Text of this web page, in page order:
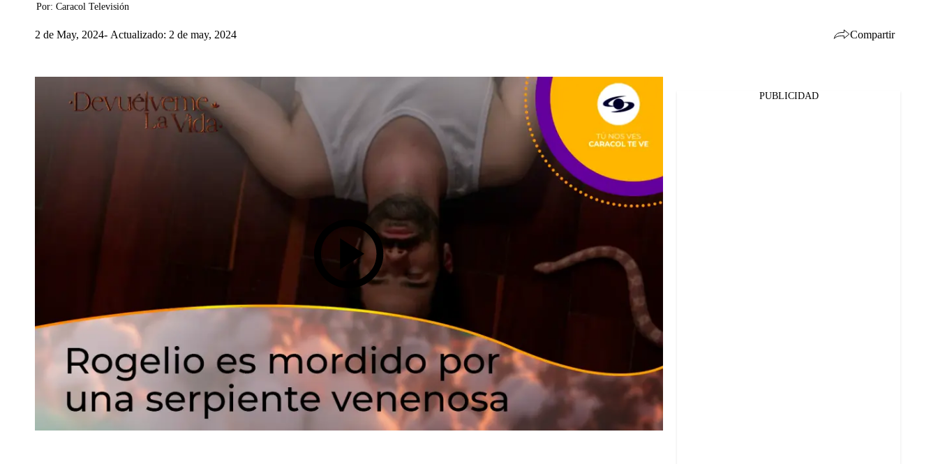
Por: Caracol Televisión
2 de May, 2024 Actualizado: 2 de may, 2024 Compartir
PUBLICIDAD